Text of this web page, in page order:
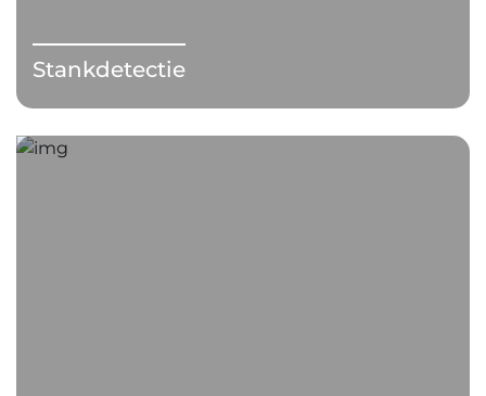
Stankdetectie